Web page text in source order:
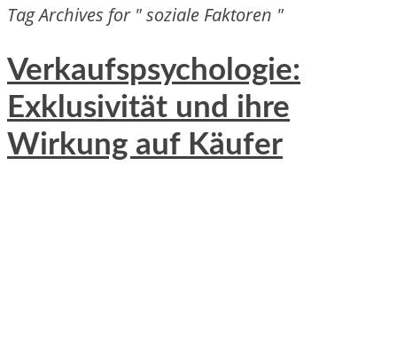
Tag Archives for " soziale Faktoren "
Verkaufspsychologie:
Exklusivität und ihre
Wirkung auf Käufer